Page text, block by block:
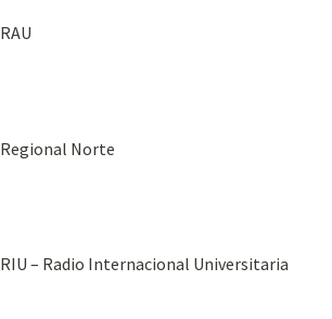
RAU
Regional Norte
RIU – Radio Internacional Universitaria